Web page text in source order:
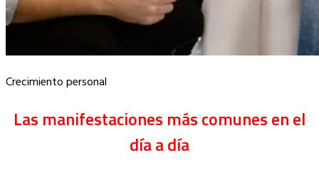
Crecimiento personal
Las manifestaciones más comunes en el
día a día